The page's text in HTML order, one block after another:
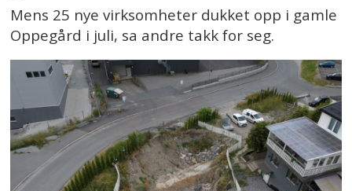
Mens 25 nye virksomheter dukket opp i gamle
Oppegård i juli, sa andre takk for seg.